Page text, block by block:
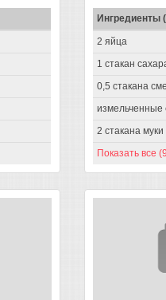
Ингредиенты
2 яйца
1 стакан
0,5 стакана
измельченные
2 стакана муки
Показать все